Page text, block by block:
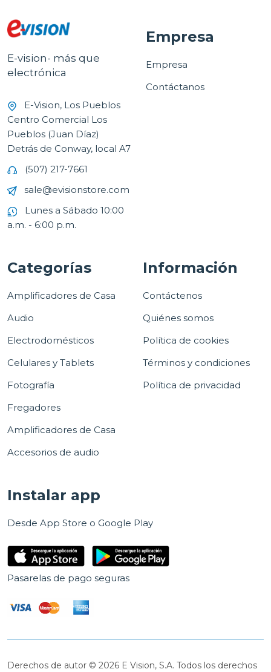
E-vision- más que
electrónica
E-Vision, Los Pueblos
Centro Comercial Los
Pueblos (Juan Díaz)
Detrás de Conway, local A7
(507) 217-7661
sale@evisionstore.com
Lunes a Sábado 10:00
a.m. - 6:00 p.m.
Empresa
Empresa
Contáctanos
Categorías
Amplificadores de Casa
Audio
Electrodomésticos
Celulares y Tablets
Fotografía
Fregadores
Amplificadores de Casa
Accesorios de audio
Información
Contáctenos
Quiénes somos
Política de cookies
Términos y condiciones
Política de privacidad
Instalar app
Desde App Store o Google Play
Pasarelas de pago seguras
Derechos de autor © 2026 E Vision, S.A. Todos los derechos